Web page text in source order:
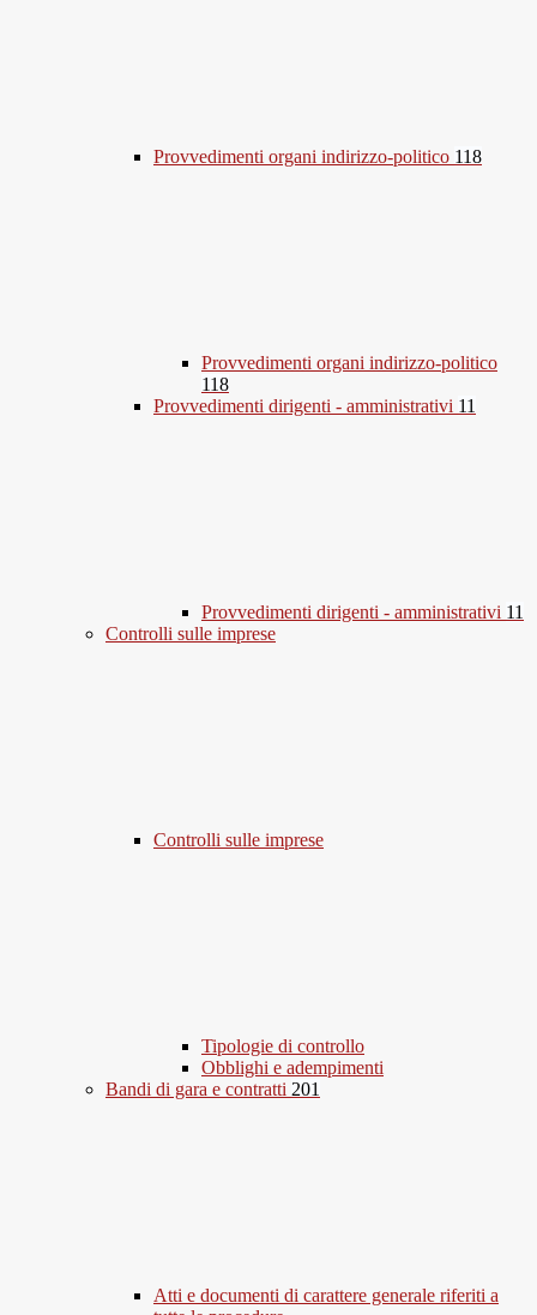
Provvedimenti organi indirizzo-politico 118
Provvedimenti organi indirizzo-politico
118
Provvedimenti dirigenti - amministrativi 11
Provvedimenti dirigenti - amministrativi 11
Controlli sulle imprese
Controlli sulle imprese
Tipologie di controllo
Obblighi e adempimenti
Bandi di gara e contratti 201
Atti e documenti di carattere generale riferiti a